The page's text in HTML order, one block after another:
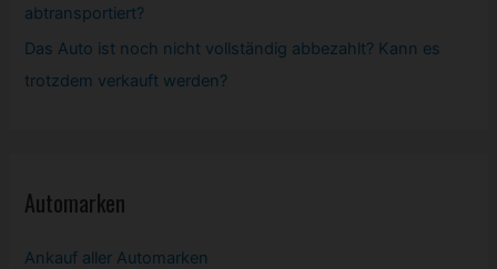
abtransportiert?
Das Auto ist noch nicht vollständig abbezahlt? Kann es
trotzdem verkauft werden?
Automarken
Ankauf aller Automarken